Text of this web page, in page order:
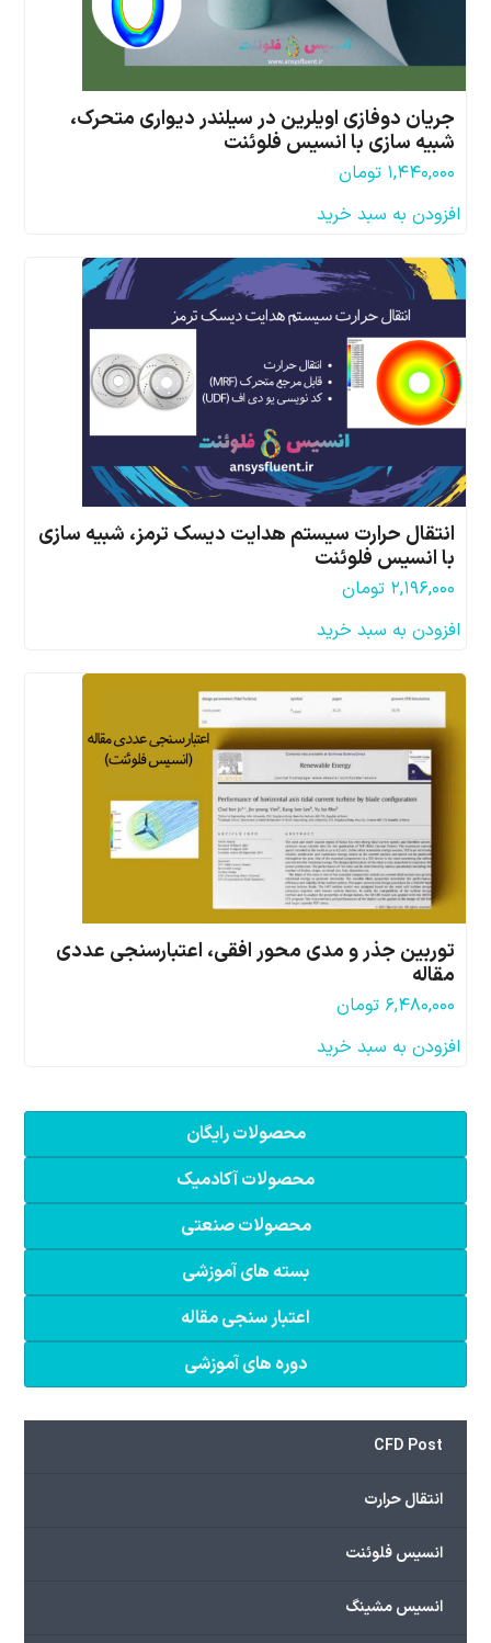
جریان دوفازی اویلرین در سیلندر دیواری متحرک،
شبیه سازی با انسیس فلوئنت
۱,۴۴۰,۰۰۰ تومان
افزودن به سبد خرید
انتقال حرارت سیستم هدایت دیسک ترمز، شبیه سازی
با انسیس فلوئنت
۲,۱۹۶,۰۰۰ تومان
افزودن به سبد خرید
توربین جذر و مدی محور افقی، اعتبارسنجی عددی
مقاله
۶,۴۸۰,۰۰۰ تومان
افزودن به سبد خرید
محصولات رایگان
محصولات آکادمیک
محصولات صنعتی
بسته های آموزشی
اعتبار سنجی مقاله
دوره های آموزشی
CFD Post
انتقال حرارت
انسیس فلوئنت
انسیس مشینگ